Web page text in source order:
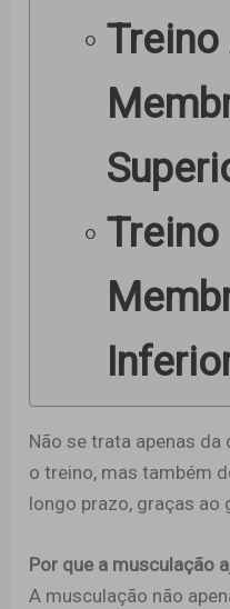
Treino
Não se trata apenas
o treino, mas também
longo prazo, graças ao
Por que a musculação
A musculação não